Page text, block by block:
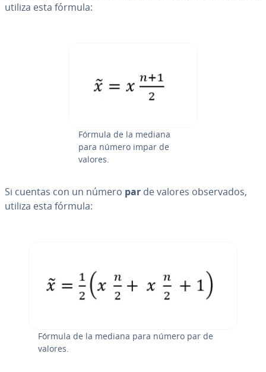
utiliza esta fórmula:
Fórmula de la mediana
para número impar de
valores.
Si cuentas con un número par de valores ob­se­r­va­dos,
utiliza esta fórmula:
Fórmula de la mediana para número par de
valores.